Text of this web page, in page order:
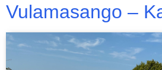
Vulamasango –